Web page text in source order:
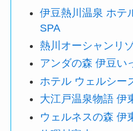
伊豆熱川温泉 ホテ
SPA
熱川オーシャンリ
アンダの森 伊豆い
ホテル ウェルシー
大江戸温泉物語 伊
ウェルネスの森 伊